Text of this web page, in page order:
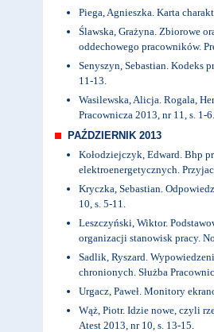
Piega, Agnieszka. Karta
Ślawska, Grażyna. Zbiorowe
oddechowego pracowników.
Senyszyn, Sebastian. Kodeks
11-13.
Wasilewska, Alicja. Rogala,
Pracownicza 2013, nr 11, s. 1-6.
PAŹDZIERNIK 2013
Kołodziejczyk, Edward. Bhp
elektroenergetycznych.
Kryczka, Sebastian.
10, s. 5-11.
Leszczyński, Wiktor.
organizacji stanowisk pracy.
Sadlik, Ryszard.
chronionych. Służba
Urgacz, Paweł. Monitory
Wąż, Piotr. Idzie nowe, czyli
Atest 2013, nr 10, s. 13-15.